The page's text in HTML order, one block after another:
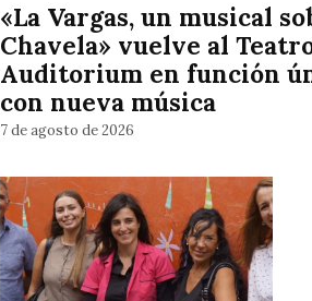
«La Vargas, un musical
Chavela» vuelve al
Auditorium en función
con nueva música
7 de agosto de 2026